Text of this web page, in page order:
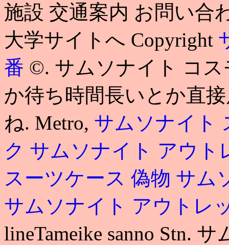
施設 交通案内 お問い合
大学サイトへ Copyright
番 ©. サムソナイト コ
か待ち時間長いとか直
ね. Metro, サムソナイト
ク サムソナイト アウ
スーツケース 偽物 サム
サムソナイト アウトレ
lineTameike sanno Stn.